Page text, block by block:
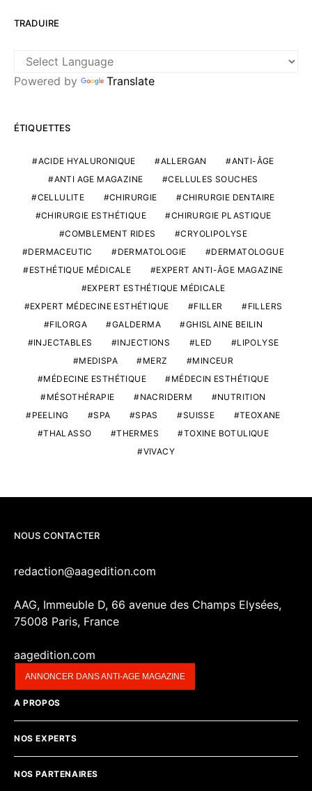
TRADUIRE
Powered by Translate
ÉTIQUETTES
ACIDE HYALURONIQUE ALLERGAN
ANTI-ÂGE
ANTI AGE MAGAZINE
CELLULES SOUCHES
CELLULITE
CHIRURGIE
CHIRURGIE DENTAIRE
CHIRURGIE ESTHÉTIQUE
CHIRURGIE PLASTIQUE
COMBLEMENT RIDES
CRYOLIPOLYSE
DERMACEUTIC
DERMATOLOGIE
DERMATOLOGUE
ESTHÉTIQUE MÉDICALE
EXPERT ANTI-ÂGE MAGAZINE
EXPERT ESTHÉTIQUE MÉDICALE
EXPERT MÉDECINE ESTHÉTIQUE
FILLER
FILLERS
FILORGA
GALDERMA
GHISLAINE BEILIN
INJECTABLES
INJECTIONS LED
LIPOLYSE
MEDISPA
MERZ
MINCEUR
MÉDECINE ESTHÉTIQUE
MÉDECIN ESTHÉTIQUE
MÉSOTHÉRAPIE
NACRIDERM
NUTRITION
PEELING
SPA SPAS SUISSE
TEOXANE
THALASSO
THERMES
TOXINE BOTULIQUE
VIVACY
NOUS CONTACTER
redaction@aagedition.com
AAG, Immeuble D, 66 avenue des Champs Elysées,
75008 Paris, France
aagedition.com
ANNONCER DANS ANTI-AGE MAGAZINE
A PROPOS
NOS EXPERTS
NOS PARTENAIRES